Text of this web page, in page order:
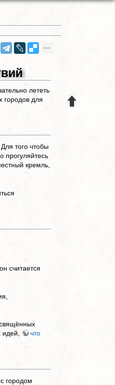
лететь
городов для
того чтобы
прогуляйтесь
кремль,
считается
идей,
что
городом